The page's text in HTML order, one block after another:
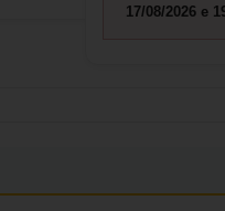
leggere
più
17/08/2026 e